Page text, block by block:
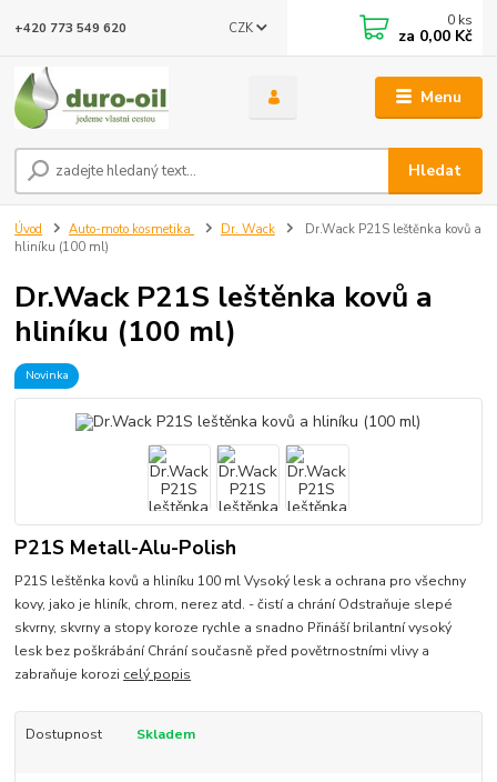
Menu
CZK
Hledat
+420 773 549 620 0 ks
za 0,00 Kč
Úvod Auto-moto kosmetika Dr. Wack
Dr.Wack P21S leštěnka kovů a
hliníku (100 ml)
Dr.Wack P21S leštěnka kovů a
hliníku (100 ml)
Novinka
P21S Metall-Alu-Polish
P21S leštěnka kovů a hliníku 100 ml Vysoký lesk a ochrana pro všechny
kovy, jako je hliník, chrom, nerez atd. - čistí a chrání Odstraňuje slepé
skvrny, skvrny a stopy koroze rychle a snadno Přináší brilantní vysoký
lesk bez poškrábání Chrání současně před povětrnostními vlivy a
zabraňuje korozi celý popis
Dostupnost Skladem